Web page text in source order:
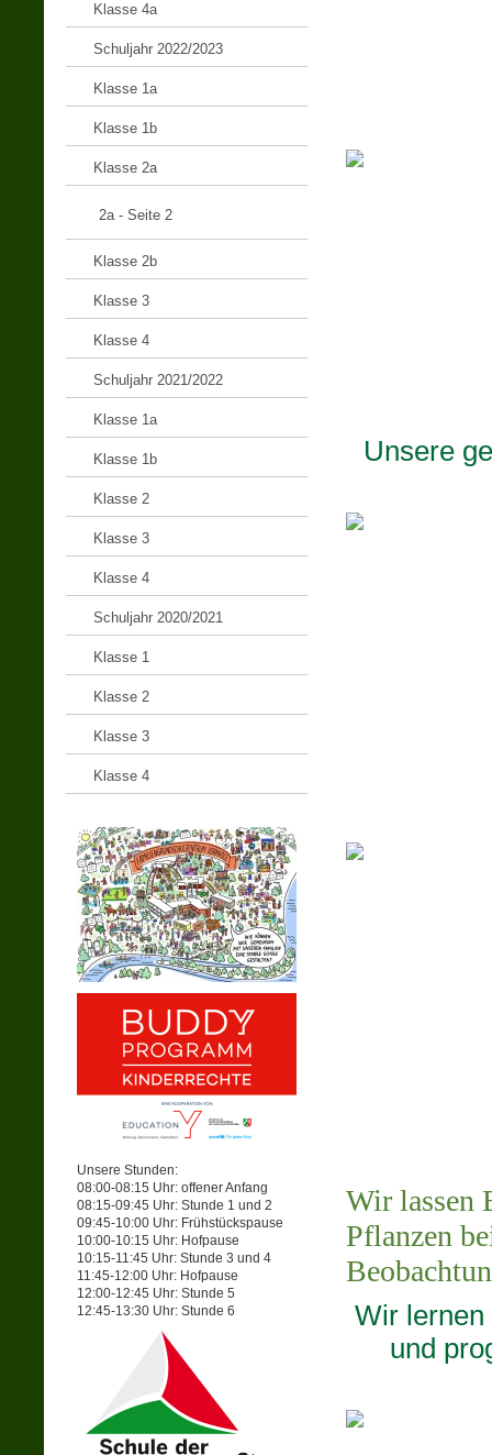
Klasse 4a
Schuljahr 2022/2023
Klasse 1a
Klasse 1b
Klasse 2a
2a - Seite 2
Klasse 2b
Klasse 3
Klasse 4
Schuljahr 2021/2022
Klasse 1a
Klasse 1b
Klasse 2
Klasse 3
Klasse 4
Schuljahr 2020/2021
Klasse 1
Klasse 2
Klasse 3
Klasse 4
Unsere Stunden:
08:00-08:15 Uhr: offener Anfang
08:15-09:45 Uhr: Stunde 1 und 2
09:45-10:00 Uhr: Frühstückspause
10:00-10:15 Uhr: Hofpause
10:15-11:45 Uhr: Stunde 3 und 4
11:45-12:00 Uhr: Hofpause
12:00-12:45 Uhr: Stunde 5
12:45-13:30 Uhr: Stunde 6
Unsere
Wir lassen
Pflanzen
Wir lernen
und